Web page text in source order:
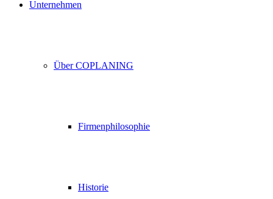
Unternehmen
Über COPLANING
Firmenphilosophie
Historie